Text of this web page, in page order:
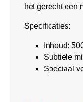
het gerecht een
Specificaties:
Inhoud:
Subtiele
Speciaal